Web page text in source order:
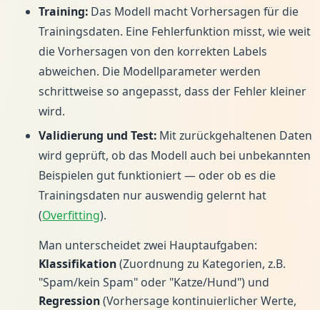
Training:Das Modell macht Vorhersagen für die
Trainingsdaten. Eine Fehlerfunktion misst, wie weit
die Vorhersagen von den korrekten Labels
abweichen. Die Modellparameter werden
schrittweise so angepasst, dass der Fehler kleiner
wird.
Validierung und Test:Mit zurückgehaltenen Daten
wird geprüft, ob das Modell auch bei unbekannten
Beispielen gut funktioniert — oder ob es die
Trainingsdaten nur auswendig gelernt hat
(Overfitting).
Man unterscheidet zwei Hauptaufgaben:
Klassifikation(Zuordnung zu Kategorien, z.B.
"Spam/kein Spam" oder "Katze/Hund") und
Regression(Vorhersage kontinuierlicher Werte,